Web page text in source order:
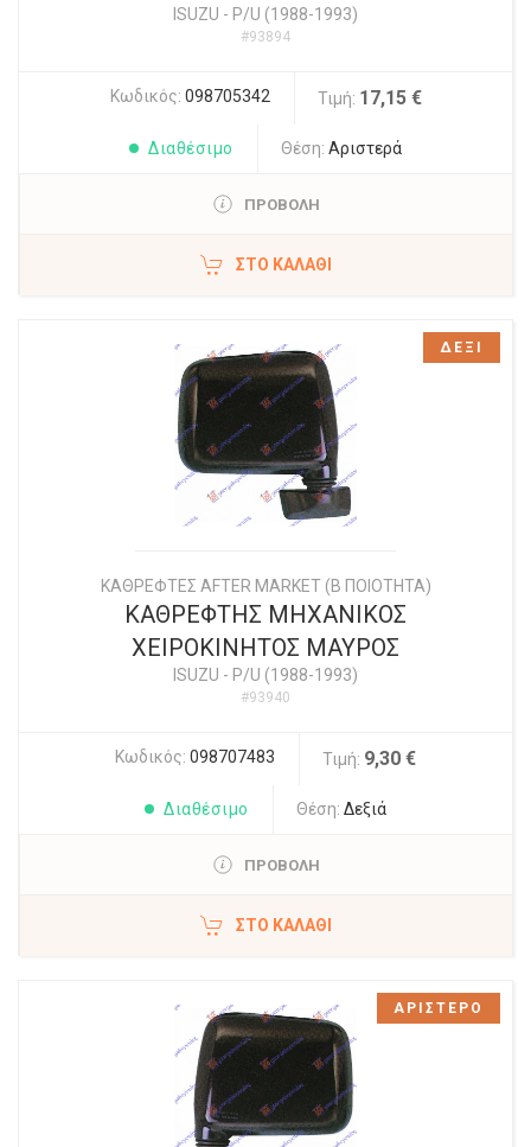
ISUZU - P/U (1988-1993)
#93894
Κωδικός: 098705342 Τιμή: 17,15 €
Διαθέσιμο Θέση: Αριστερά
ΠΡΟΒΟΛΗ
ΣΤΟ ΚΑΛΆΘΙ
ΚΑΘΡΕΦΤΕΣ AFTER MARKET (Β ΠΟΙΟΤΗΤΑ)
ΚΑΘΡΕΦΤΗΣ ΜΗΧΑΝΙΚΟΣ
ΧΕΙΡΟΚΙΝΗΤΟΣ ΜΑΥΡΟΣ
ISUZU - P/U (1988-1993)
#93940
Κωδικός: 098707483 Τιμή: 9,30 €
Διαθέσιμο Θέση: Δεξιά
ΠΡΟΒΟΛΗ
ΣΤΟ ΚΑΛΆΘΙ
ΔΕΞΙ
ΑΡΙΣΤΕΡΟ